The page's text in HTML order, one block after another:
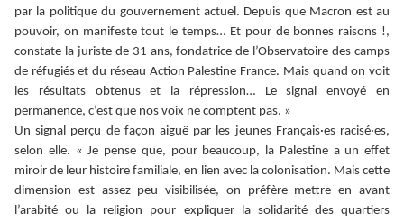
par la politique du gouvernement actuel. Depuis que Macron est au
pouvoir, on manifeste tout le temps… Et pour de bonnes raisons !,
constate la juriste de 31 ans, fondatrice de l’Observatoire des camps
de réfugiés et du réseau Action Palestine France. Mais quand on voit
les résultats obtenus et la répression… Le signal envoyé en
permanence, c’est que nos voix ne comptent pas. »
Un signal perçu de façon aiguë par les jeunes Français·es racisé·es,
selon elle. « Je pense que, pour beaucoup, la Palestine a un effet
miroir de leur histoire familiale, en lien avec la colonisation. Mais cette
dimension est assez peu visibilisée, on préfère mettre en avant
l’arabité ou la religion pour expliquer la solidarité des quartiers